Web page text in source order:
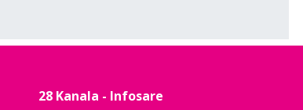
28 Kanala - Infosare